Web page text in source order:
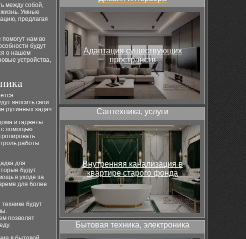
между собой,
жизнь. Умные
предлагая
нам во
будут
о нашем
устройства,
вносить свои
рутинных задач.
и гаджеты.
с помощью
работы
для
будут
в уходе за
для более
будут
позволят
Адаптация существующих
пространств
Сантехника, услуги
Внутренняя канализация в
квартире старого фонда
Бытовая техника, электроника